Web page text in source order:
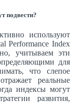
подвести?
используют
Performance Index
учитываем эти
для
что слепое
реальные
индексы могут
развития,